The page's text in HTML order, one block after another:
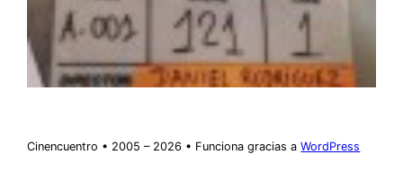
Cinencuentro • 2005 – 2026 • Funciona gracias aWordPress